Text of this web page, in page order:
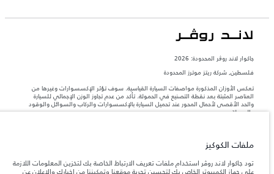
جاكوار لاند روڨر المحدودة: 2026
فلسطين, شركة ريتز موترز المحدودة
تعكس الأوزان المذكورة مواصفات السيارة القياسية. سوف تؤثر الإكسسوارات وغيرها من
العناصر المثبتة بعد نقطة التصنيع في الحمولة. تأكد من عدم تجاوز الوزن الإجمالي للسيارة
والحد الأقصى لأحمال المحور عند تحميل السيارة بالإكسسوارات والركاب والسوائل والوقود
والحمولة.
المعلومات والمواصفات والأسعار والألوان المذكورة على هذا الموقع قد تختلف من بلد إلى
آخر، كما أنّها قد تتغير بدون إشعار مسبق. الرجاء التواصل مع وكيلنا المحلي للتأكد من توفّرها
ملاحظة مهمة حول الصور والمواصفات.إن النقص العالمي في أشباه الموصلات يؤثر حاليًا
ملفات الكوكيز
تود جاكوار لاند روڤر استخدام ملفات تعريف الارتباط الخاصة بك لتخزين المعلومات اللازمة
على جهاز الكمبيوتر الخاص بك لتحسين تجربة موقعنا وتمكيننا من إخبارك والإعلان عن